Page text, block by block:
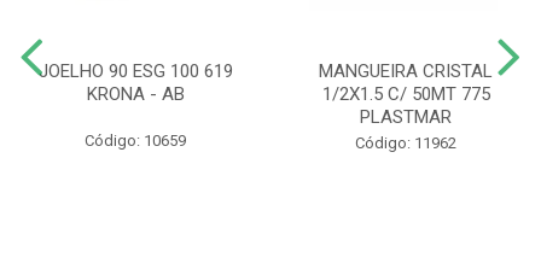
JOELHO 90 ESG 100 619
KRONA - AB
Código: 10659
MANGUEIRA CRISTAL
1/2X1.5 C/ 50MT 775
PLASTMAR
Código: 11962